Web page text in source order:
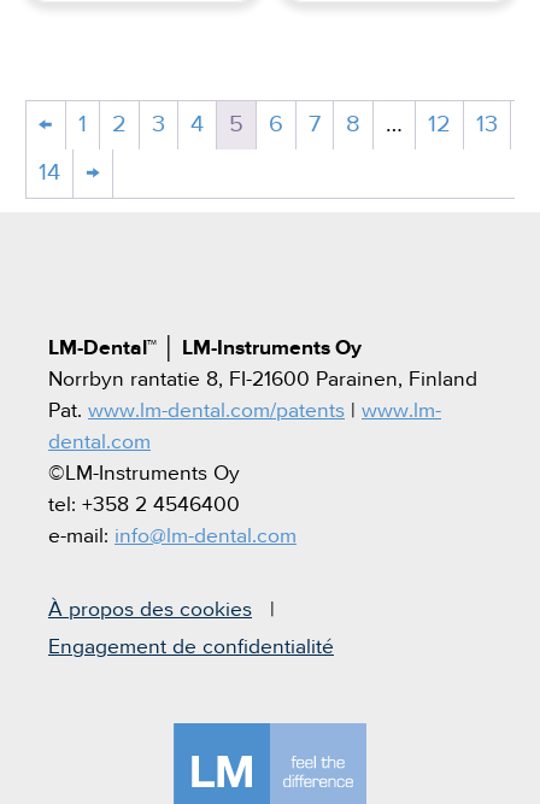
← 1 2 3 4 5 6 7 8 … 12
13
14
→
LM-Dental™
LM-Instruments Oy
Norrbyn rantatie 8, FI-21600 Parainen, Finland
Pat. www.lm-dental.com/patents
www.lm-
dental.com
©LM-Instruments Oy
tel: +358 2 4546400
e-mail: info@lm-dental.com
À propos des cookies
Engagement de confidentialité